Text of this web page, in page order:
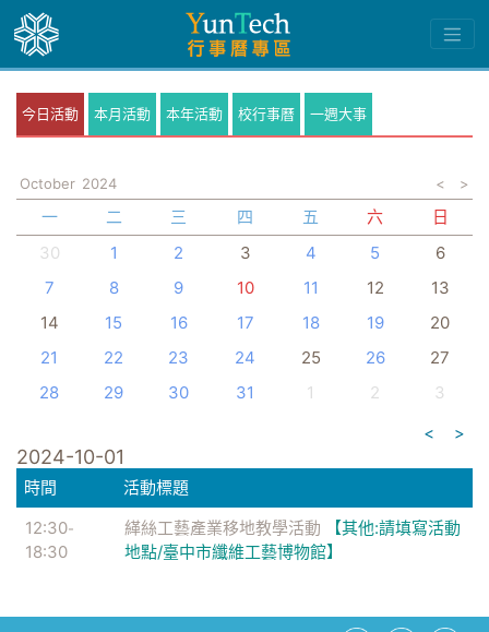
今日活動 本月活動 本年活動 校行事曆 一週大事
October 2024 < >
一 二 三 四 五 六
日
30
1 2 3 4 5
6
7
8 9 10 11 12
13
14
15 16 17 18 19
20
21
22 23 24 25 26
27
28
29 30 31 1 2
3
<
>
2024-10-01
時間
活動標題
12:30-
18:30
緙絲工藝產業移地教學活動
【其他:請填寫活動
地點/臺中市纖維工藝博物館】